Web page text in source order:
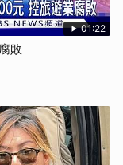
01:22
敗